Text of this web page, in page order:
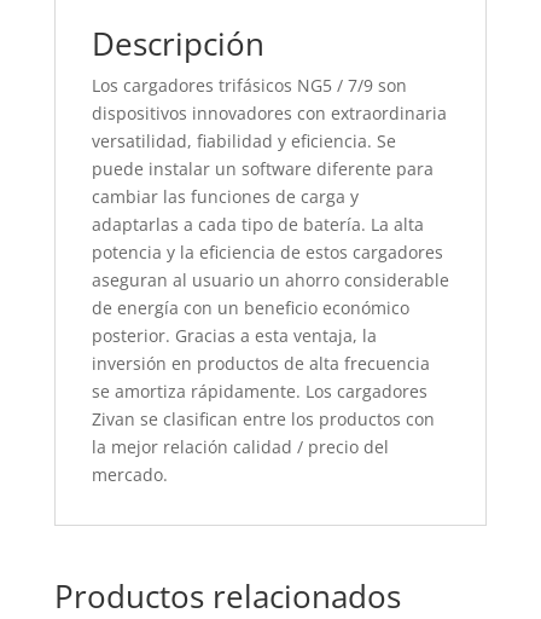
Descripción
Los cargadores trifásicos NG5 / 7/9 son
dispositivos innovadores con extraordinaria
versatilidad, fiabilidad y eficiencia. Se
puede instalar un software diferente para
cambiar las funciones de carga y
adaptarlas a cada tipo de batería. La alta
potencia y la eficiencia de estos cargadores
aseguran al usuario un ahorro considerable
de energía con un beneficio económico
posterior. Gracias a esta ventaja, la
inversión en productos de alta frecuencia
se amortiza rápidamente. Los cargadores
Zivan se clasifican entre los productos con
la mejor relación calidad / precio del
mercado.
Productos relacionados